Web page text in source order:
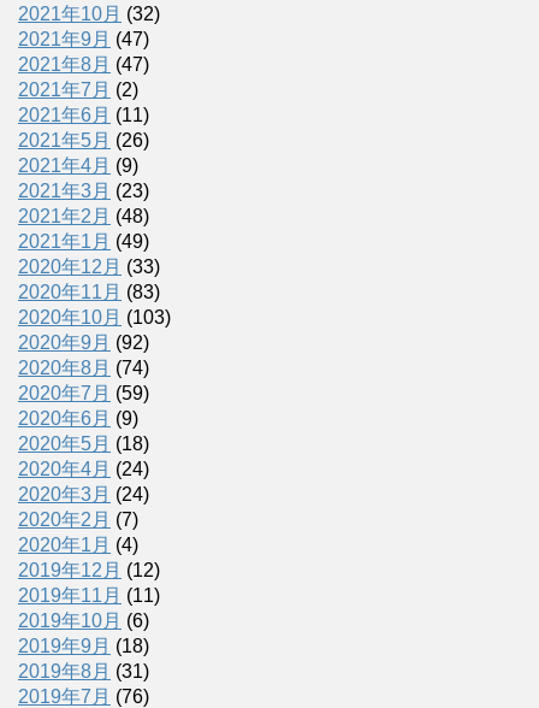
2021年10月 (32)
2021年9月 (47)
2021年8月 (47)
2021年7月 (2)
2021年6月 (11)
2021年5月 (26)
2021年4月 (9)
2021年3月 (23)
2021年2月 (48)
2021年1月 (49)
2020年12月 (33)
2020年11月 (83)
2020年10月 (103)
2020年9月 (92)
2020年8月 (74)
2020年7月 (59)
2020年6月 (9)
2020年5月 (18)
2020年4月 (24)
2020年3月 (24)
2020年2月 (7)
2020年1月 (4)
2019年12月 (12)
2019年11月 (11)
2019年10月 (6)
2019年9月 (18)
2019年8月 (31)
2019年7月 (76)